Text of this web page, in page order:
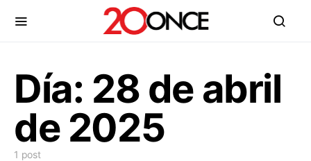
Día: 28 de abril
de 2025
1 post